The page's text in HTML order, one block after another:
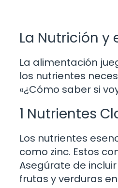
La Nutrición y
La alimentación
los nutrientes
«¿Cómo saber si
1 Nutrientes
Los nutrientes
como zinc. Estos
Asegúrate de
frutas y verduras